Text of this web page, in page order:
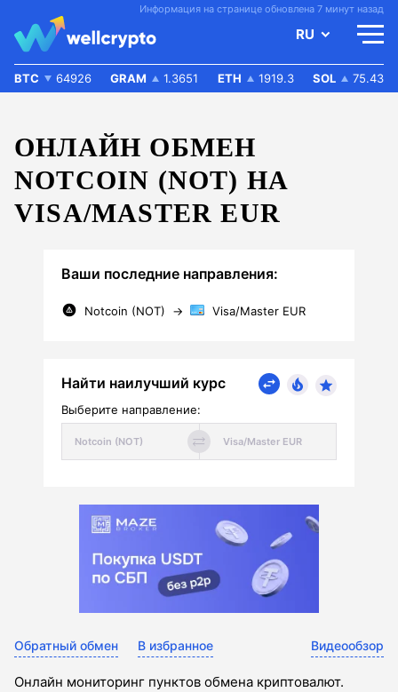
Информация на странице обновлена 7 минут назад
RU
BTC 64926 GRAM 1.3651 ETH 1919.3 SOL 75.43
ОНЛАЙН ОБМЕН
NOTCOIN (NOT) НА
VISA/MASTER EUR
Ваши последние направления:
Notcoin (NOT) → Visa/Master EUR
Найти наилучший курс
Выберите направление:
Обратный обмен В избранное Видеообзор
Онлайн мониторинг пунктов обмена криптовалют.